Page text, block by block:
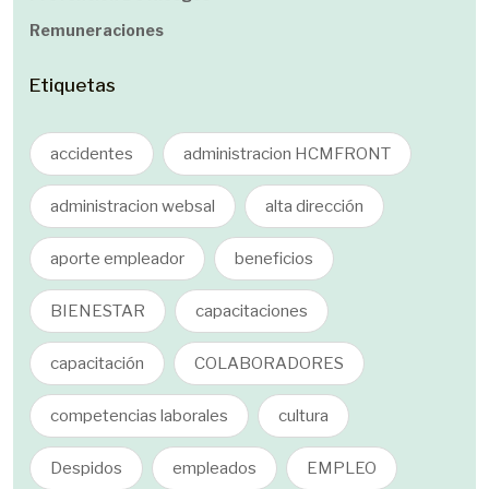
Remuneraciones
Etiquetas
accidentes administracion HCMFRONT
administracion websal alta dirección
aporte empleador beneficios
BIENESTAR capacitaciones
capacitación COLABORADORES
competencias laborales cultura
Despidos empleados EMPLEO